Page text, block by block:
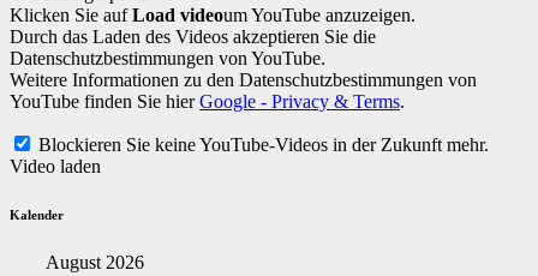
Klicken Sie aufLoad videoum YouTube anzuzeigen.
Durch das Laden des Videos akzeptieren Sie die
Datenschutzbestimmungen von YouTube.
Weitere Informationen zu den Datenschutzbestimmungen von
YouTube finden Sie hierGoogle - Privacy & Terms.
Blockieren Sie keine YouTube-Videos in der Zukunft mehr.
Video laden
Kalender
August 2026